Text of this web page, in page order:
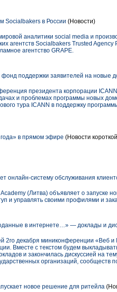
Socialbakers в России (Новости)
аналитики social media и
агентств Socialbakers Trusted
агентство GRAPE.
фонд поддержки заявителей на новые
президента корпорации
и проблемах программы новых
тура ICANN в поддержку
в прямом эфире (Новости
онлайн-систему обслуживания
(Литва) объявляет о запуске
и управлять своими профилями и
в интернете…» — доклады и
2го декабря миниконференции «Веб
Вместе с текстом будем
и закончилась дискуссией на
организаций, сообществ
новое решение для ритейла